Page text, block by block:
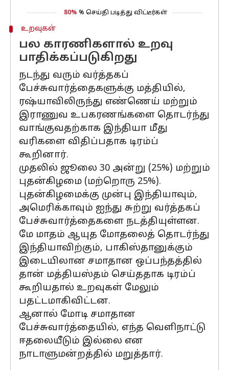
80% % செய்தி படித்து விட்டீர்கள்
உறவுகள்
பல காரணிகளால் உறவு
பாதிக்கப்படுகிறது
நடந்து வரும் வர்த்தகப்
பேச்சுவார்த்தைகளுக்கு மத்தியில்,
ரஷ்யாவிலிருந்து எண்ணெய் மற்றும்
இராணுவ உபகரணங்களை தொடர்ந்து
வாங்குவதற்காக இந்தியா மீது
வரிகளை விதிப்பதாக டிரம்ப்
கூறினார்.
முதலில் ஜூலை 30 அன்று (25%) மற்றும்
புதன்கிழமை (மற்றொரு 25%).
புதன்கிழமைக்கு முன்பு இந்தியாவும்,
அமெரிக்காவும் ஐந்து சுற்று வர்த்தகப்
பேச்சுவார்த்தைகளை நடத்தியுள்ளன.
மே மாதம் ஆயுத மோதலைத் தொடர்ந்து
இந்தியாவிற்கும், பாகிஸ்தானுக்கும்
இடையிலான சமாதான ஒப்பந்தத்தில்
தான் மத்தியஸ்தம் செய்ததாக டிரம்ப்
கூறியதால் உறவுகள் மேலும்
பதட்டமாகிவிட்டன.
ஆனால் மோடி சமாதான
பேச்சுவார்த்தையில், எந்த வெளிநாட்டு
ஈதலையீடும் இல்லை என
நாடாளுமன்றத்தில் மறுத்தார்.